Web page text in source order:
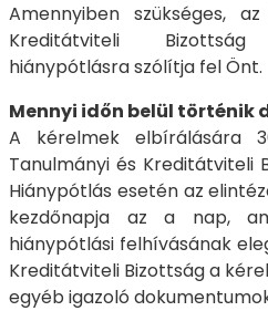
Amennyiben szükséges,
Kreditátviteli
hiánypótlásra szólítja fel Önt.
Mennyi időn belül történik
A kérelmek elbírálására
Tanulmányi és Kreditátviteli
Hiánypótlás esetén az
kezdőnapja az a nap,
hiánypótlási felhívásának
Kreditátviteli Bizottság a
egyéb igazoló